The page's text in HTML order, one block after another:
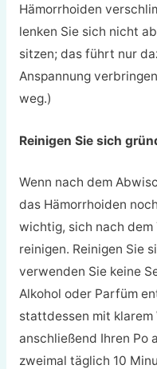
Hämorrhoiden
lenken Sie sich nicht
sitzen; das führt nur
Anspannung
weg.)
Reinigen Sie sich
Wenn nach dem
das Hämorrhoiden
wichtig, sich nach
reinigen. Reinigen Sie
verwenden Sie keine
Alkohol oder Parfüm
stattdessen mit klarem
anschließend Ihren Po
zweimal täglich 10